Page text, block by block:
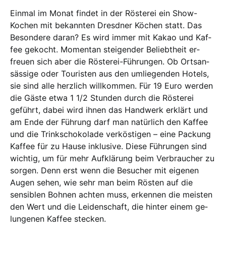
Einmal im Monat findet in der Rösterei ein Show-
Kochen mit be­kannten Dresd­ner Kö­chen statt. Das
Be­son­dere daran? Es wird im­mer mit Kakao und Kaf­
fee ge­kocht. Momentan steigender Beliebtheit er­­­
freuen sich aber die Rösterei-Führun­gen. Ob Orts­an­
säs­sige oder Touristen aus den umliegenden Ho­tels,
sie sind al­le herz­lich willkommen. Für 19 Euro wer­­den
die Gäste etwa 1 1/2 Stunden durch die Rösterei
geführt, dabei wird ih­­nen das Handwerk erklärt und
am En­de der Führung darf man natürlich den Kaf­­­fee
und die Trink­scho­kolade verköstigen – eine Packung
Kaf­fee für zu Hause in­­klusive. Diese Füh­run­gen sind
wichtig, um für mehr Auf­klä­rung beim Ver­brau­­­cher zu
sorgen. Denn erst wenn die Be­sucher mit eigenen
Augen sehen, wie sehr man beim Rös­ten auf die
sensiblen Boh­­nen achten muss, erkennen die meisten
den Wert und die Leidenschaft, die hin­­ter einem ge­­
lungenen Kaffee stecken.